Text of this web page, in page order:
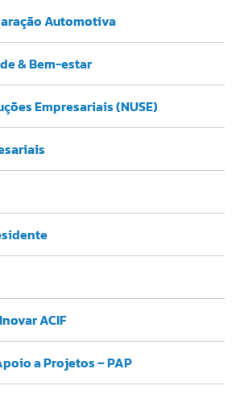
Automotiva
& Bem-estar
Empresariais (NUSE)
ACIF
a Projetos – PAP